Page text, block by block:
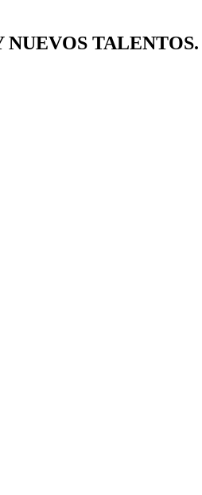
NUEVOS TALENTOS.